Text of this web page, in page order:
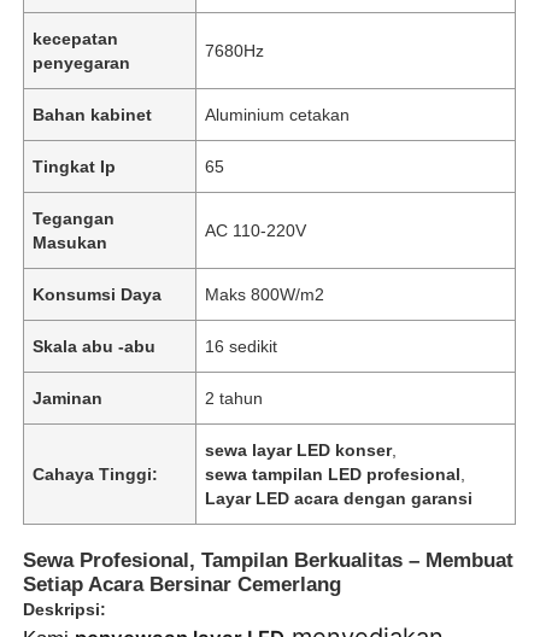
kecepatan
penyegaran
7680Hz
Bahan kabinet Aluminium cetakan
Tingkat Ip 65
Tegangan
Masukan
AC 110-220V
Konsumsi Daya Maks 800W/m2
Skala abu -abu 16 sedikit
Jaminan 2 tahun
Cahaya Tinggi:
sewa layar LED konser,
sewa tampilan LED profesional
Layar LED acara dengan garansi
Sewa Profesional, Tampilan Berkualitas – Membuat
Setiap Acara Bersinar Cemerlang
Deskripsi: